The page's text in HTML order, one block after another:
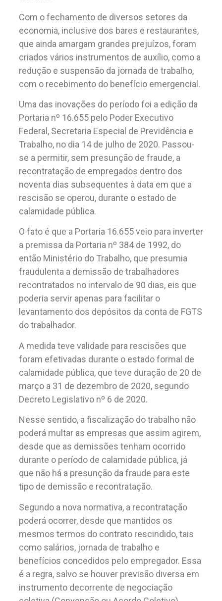
Com o fechamento de diversos setores da
economia, inclusive dos bares e restaurantes,
que ainda amargam grandes prejuízos, foram
criados vários instrumentos de auxílio, como a
redução e suspensão da jornada de trabalho,
com o recebimento do benefício emergencial.
Uma das inovações do período foi a edição da
Portaria nº 16.655 pelo Poder Executivo
Federal, Secretaria Especial de Previdência e
Trabalho, no dia 14 de julho de 2020. Passou-
se a permitir, sem presunção de fraude, a
recontratação de empregados dentro dos
noventa dias subsequentes à data em que a
rescisão se operou, durante o estado de
calamidade pública.
O fato é que a Portaria 16.655 veio para inverter
a premissa da Portaria nº 384 de 1992, do
então Ministério do Trabalho, que presumia
fraudulenta a demissão de trabalhadores
recontratados no intervalo de 90 dias, eis que
poderia servir apenas para facilitar o
levantamento dos depósitos da conta de FGTS
do trabalhador.
A medida teve validade para rescisões que
foram efetivadas durante o estado formal de
calamidade pública, que teve duração de 20 de
março a 31 de dezembro de 2020, segundo
Decreto Legislativo nº 6 de 2020.
Nesse sentido, a fiscalização do trabalho não
poderá multar as empresas que assim agirem,
desde que as demissões tenham ocorrido
durante o período de calamidade pública, já
que não há a presunção da fraude para este
tipo de demissão e recontratação.
Segundo a nova normativa, a recontratação
poderá ocorrer, desde que mantidos os
mesmos termos do contrato rescindido, tais
como salários, jornada de trabalho e
benefícios concedidos pelo empregador. Essa
é a regra, salvo se houver previsão diversa em
instrumento decorrente de negociação